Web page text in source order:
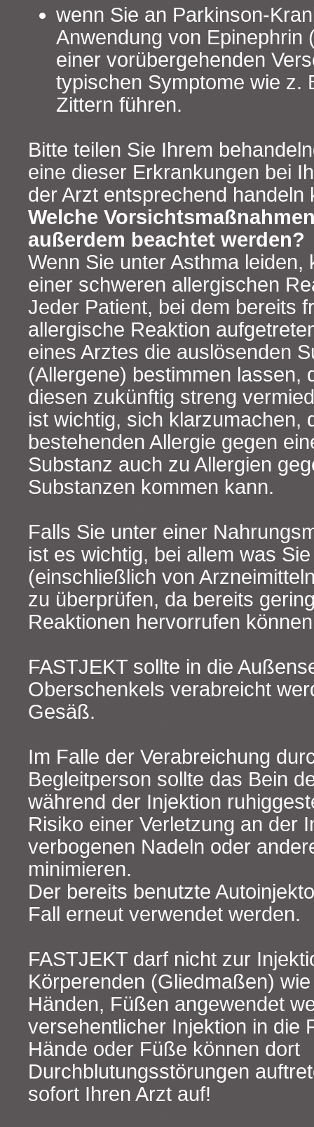
wenn Sie an Parkinson-
Anwendung von Epinephrin
einer vorübergehenden
typischen Symptome wie z.
Zittern führen.
Bitte teilen Sie Ihrem
eine dieser Erkrankungen bei
der Arzt entsprechend handeln
Welche
außerdem beachtet werden?
Wenn Sie unter Asthma leiden,
einer schweren allergischen
Jeder Patient, bei dem bereits
allergische Reaktion
eines Arztes die auslösenden
(Allergene) bestimmen lassen,
diesen zukünftig streng
ist wichtig, sich klarzumachen,
bestehenden Allergie gegen
Substanz auch zu Allergien
Substanzen kommen kann.
Falls Sie unter einer
ist es wichtig, bei allem was
(einschließlich von
zu überprüfen, da bereits
Reaktionen hervorrufen
FASTJEKT sollte in die
Oberschenkels verabreicht
Gesäß.
Im Falle der Verabreichung
Begleitperson sollte das Bein
während der Injektion
Risiko einer Verletzung an der
verbogenen Nadeln oder
minimieren.
Der bereits benutzte
Fall erneut verwendet werden.
FASTJEKT darf nicht zur
Körperenden (Gliedmaßen)
Händen, Füßen angewendet
versehentlicher Injektion in die
Hände oder Füße können dort
Durchblutungsstörungen
sofort Ihren Arzt auf!